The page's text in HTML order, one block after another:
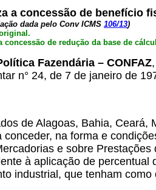
a concessão de benefício
dada pelo Conv ICMS 106/13)
concessão de redução da base de
Fazendária – CONFAZ
n° 24, de 7 de janeiro de
de Alagoas, Bahia, Ceará,
na forma e
e sobre
à aplicação de
industrial, que tenham como